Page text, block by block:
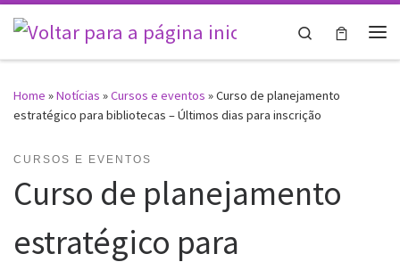
Skip to content
Search
Home »Notícias »Cursos e eventos »Curso de planejamento
estratégico para bibliotecas – Últimos dias para inscrição
CURSOS E EVENTOS
Curso de planejamento
estratégico para